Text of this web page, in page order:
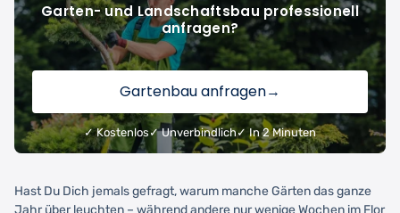
Garten- und Landschaftsbau professionell
anfragen?
Gartenbau anfragen→
✓ Kostenlos ✓ Unverbindlich✓ In 2 Minuten
Hast Du Dich jemals gefragt, warum manche Gärten das ganze
Jahr über leuchten – während andere nur wenige Wochen im Flor